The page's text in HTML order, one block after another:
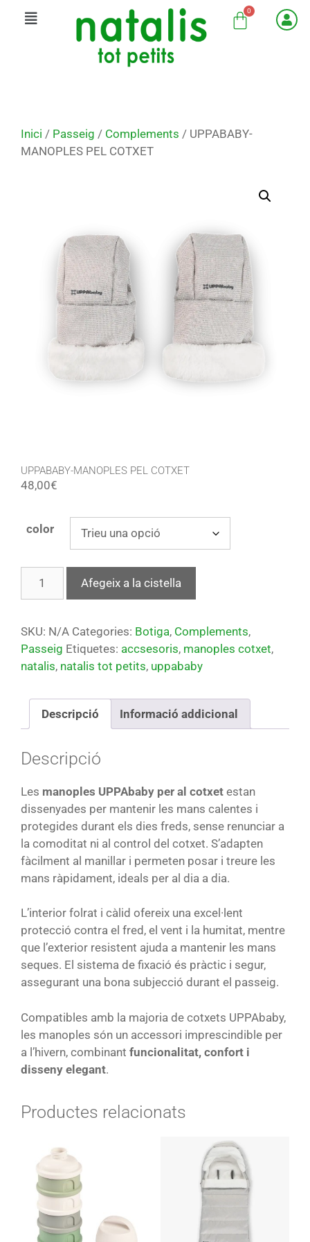
Inici / Passeig / Complements / UPPABABY-
MANOPLES PEL COTXET
UPPABABY-MANOPLES PEL COTXET
48,00€
color
Afegeix a la cistella
SKU: N/A Categories: Botiga, Complements,
Passeig Etiquetes: accsesoris, manoples cotxet,
natalis, natalis tot petits, uppababy
Descripció Informació addicional
Descripció
Les manoples UPPAbaby per al cotxet estan
dissenyades per mantenir les mans calentes i
protegides durant els dies freds, sense renunciar a
la comoditat ni al control del cotxet. S’adapten
fàcilment al manillar i permeten posar i treure les
mans ràpidament, ideals per al dia a dia.
L’interior folrat i càlid ofereix una excel·lent
protecció contra el fred, el vent i la humitat, mentre
que l’exterior resistent ajuda a mantenir les mans
seques. El sistema de fixació és pràctic i segur,
assegurant una bona subjecció durant el passeig.
Compatibles amb la majoria de cotxets UPPAbaby,
les manoples són un accessori imprescindible per
a l’hivern, combinant funcionalitat, confort i
disseny elegant.
Productes relacionats